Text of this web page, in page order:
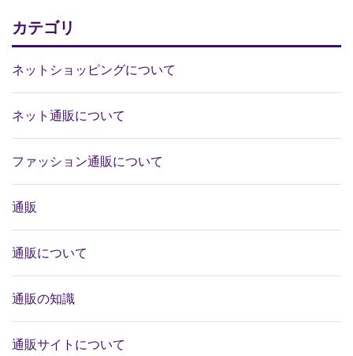
カテゴリ
ネットショッピングについて
ネット通販について
ファッション通販について
通販
通販について
通販の知識
通販サイトについて